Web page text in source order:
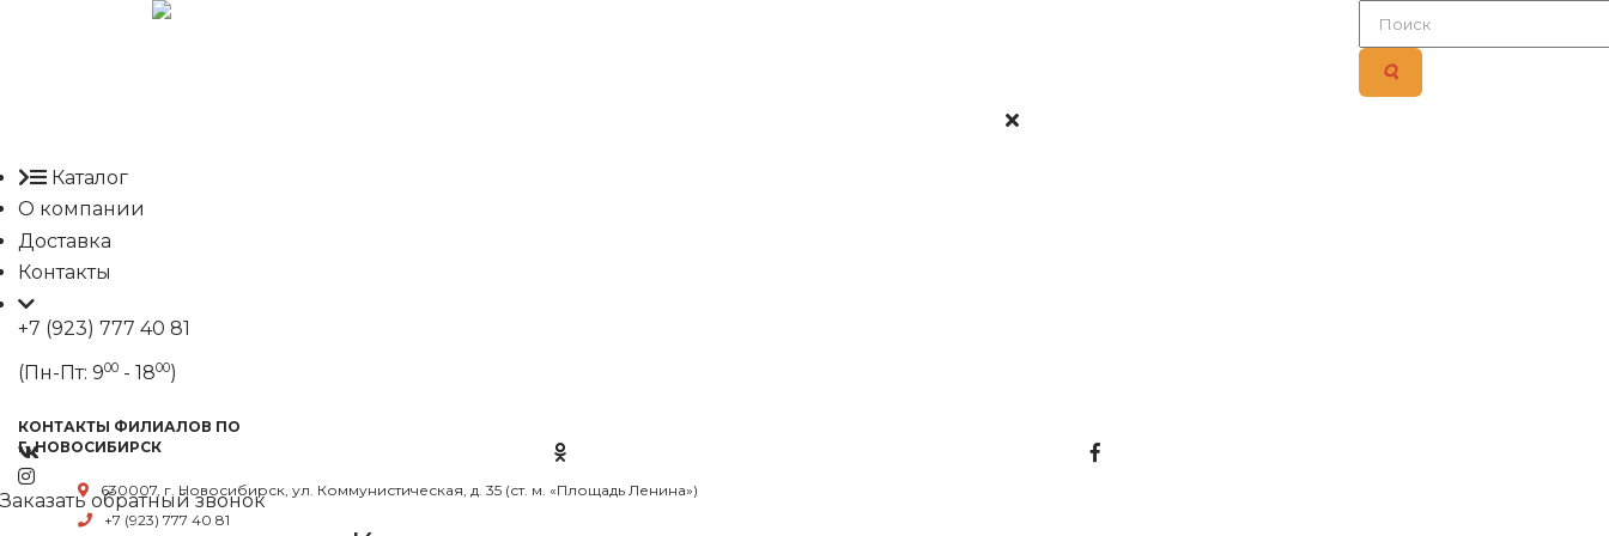
Каталог
О компании
Доставка
Контакты
+7 (923) 777 40 81
(Пн-Пт: 900 - 1800)
КОНТАКТЫ ФИЛИАЛОВ ПО
Г. НОВОСИБИРСК
630007, г. Новосибирск, ул. Коммунистическая, д. 35 (ст. м. «Площадь Ленина»)
+7 (923) 777 40 81
Заказать обратный звонок